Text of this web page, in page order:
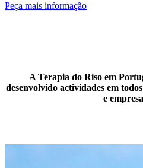
Peça mais informação
A Terapia do Riso em
desenvolvido actividades em
e